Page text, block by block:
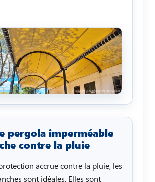
pergola imperméable
contre la pluie
accrue contre la pluie, les
sont idéales. Elles sont